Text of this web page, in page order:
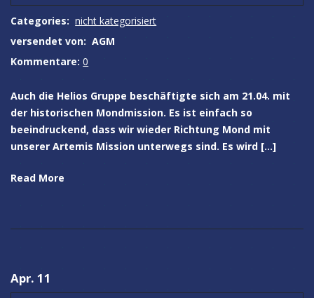
Categories: nicht kategorisiert
versendet von: AGM
Kommentare: 0
Auch die Helios Gruppe beschäftigte sich am 21.04. mit
der historischen Mondmission. Es ist einfach so
beeindruckend, dass wir wieder Richtung Mond mit
unserer Artemis Mission unterwegs sind. Es wird […]
Read More
Apr. 11